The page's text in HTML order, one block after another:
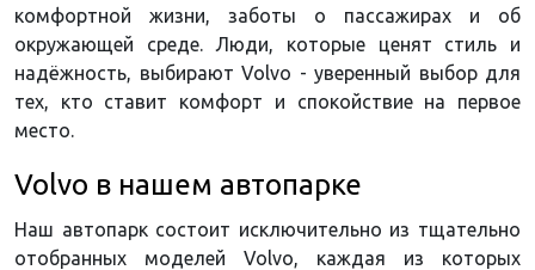
комфортной жизни, заботы о пассажирах и об
окружающей среде. Люди, которые ценят стиль и
надёжность, выбирают Volvo - уверенный выбор для
тех, кто ставит комфорт и спокойствие на первое
место.
Volvo в нашем автопарке
Наш автопарк состоит исключительно из тщательно
отобранных моделей Volvo, каждая из которых